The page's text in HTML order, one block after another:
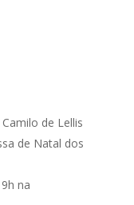
de Lellis
de Natal dos
na